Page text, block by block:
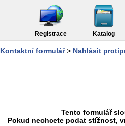
Registrace Katalog
Kontaktní formulář> Nahlásit
Tento formulář
Pokud nechcete podat stížnost,